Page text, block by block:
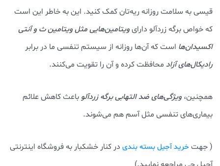
قیسی به سلامت روزانه ریه‌تان کمک کنید. این به خاطر این است
که خواص برگه زردآلو دارایویتامین‌هایی مثل ویتامین ث و آنتی
اکسیدان‌ها است که آن‌ها روزانه از سیستم تنفسی ما در برابر
رادیکال‌های آزاد محافظت کرده و آن را تقویت می‌کنند.
همچنین، ویژگی‌های ضد التهابی برگه زردآلو باعث کاهش علائم
بیماری‌های تنفسی مثل آسم هم می‌شوند.
( جهت خرید آجیل بسته بندی در کنار خشکبار به فروشگاه اینترنتی